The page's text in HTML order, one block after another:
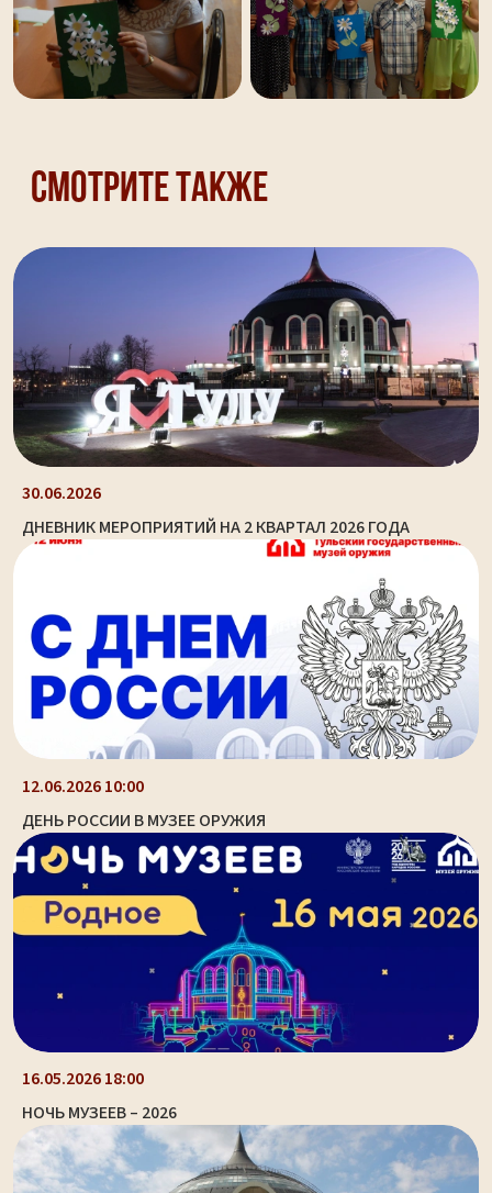
Смотрите также
30.06.2026
ДНЕВНИК МЕРОПРИЯТИЙ НА 2 КВАРТАЛ 2026 ГОДА
12.06.2026 10:00
ДЕНЬ РОССИИ В МУЗЕЕ ОРУЖИЯ
16.05.2026 18:00
НОЧЬ МУЗЕЕВ – 2026